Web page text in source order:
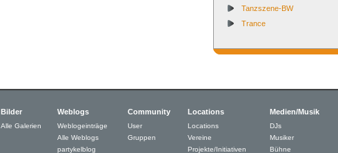
Tanzszene-BW
Trance
Bilder
Alle Galerien
Weblogs
Weblogeinträge
Alle Weblogs
partykelblog
Community
User
Gruppen
Locations
Locations
Vereine
Projekte/Initiativen
Medien/Musik
DJs
Musiker
Bühne